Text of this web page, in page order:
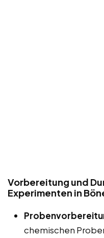
Vorbereitung und
Experimenten in
chemischen